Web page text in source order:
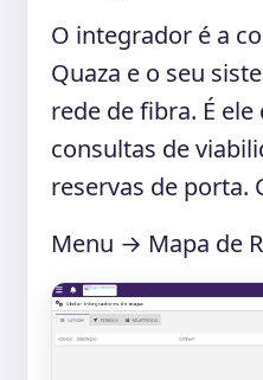
O integrador é a
Quaza e o seu
rede de fibra. É
consultas de
reservas de porta.
Menu → Mapa de